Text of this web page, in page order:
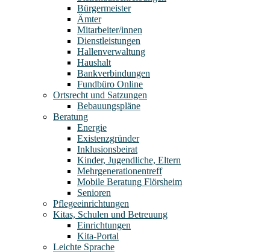
Bürgermeister
Ämter
Mitarbeiter/innen
Dienstleistungen
Hallenverwaltung
Haushalt
Bankverbindungen
Fundbüro Online
Ortsrecht und Satzungen
Bebauungspläne
Beratung
Energie
Existenzgründer
Inklusionsbeirat
Kinder, Jugendliche, Eltern
Mehrgenerationentreff
Mobile Beratung Flörsheim
Senioren
Pflegeeinrichtungen
Kitas, Schulen und Betreuung
Einrichtungen
Kita-Portal
Leichte Sprache